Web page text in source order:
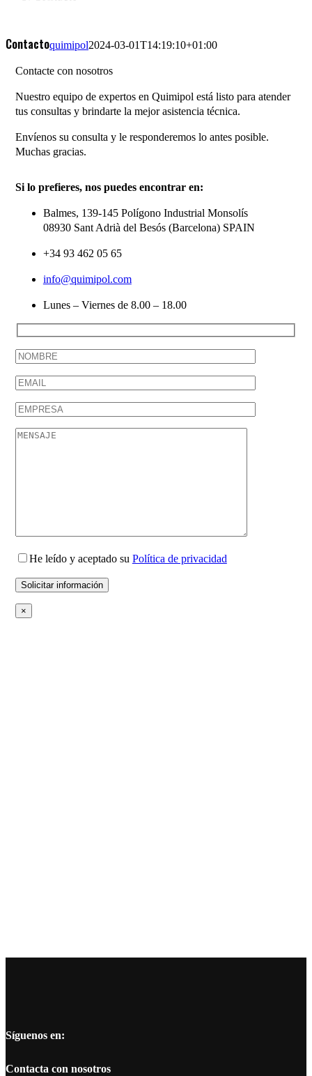
Contactoquimipol2024-03-01T14:19:10+01:00
Contacte con nosotros
Nuestro equipo de expertos en Quimipol está listo para atender
tus consultas y brindarte la mejor asistencia técnica.
Envíenos su consulta y le responderemos lo antes posible.
Muchas gracias.
Si lo prefieres, nos puedes encontrar en:
Balmes, 139-145 Polígono Industrial Monsolís
08930 Sant Adrià del Besós (Barcelona) SPAIN
+34 93 462 05 65
info@quimipol.com
Lunes – Viernes de 8.00 – 18.00
He leído y aceptado su Política de privacidad
×
Síguenos en:
Contacta con nosotros